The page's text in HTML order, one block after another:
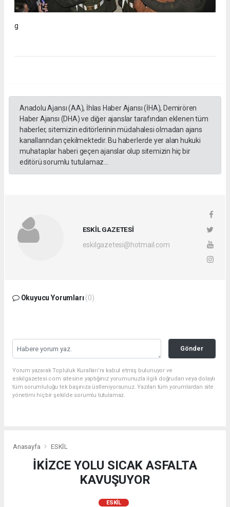
g
Anadolu Ajansı (AA), İhlas Haber Ajansı (İHA), Demirören
Haber Ajansı (DHA) ve diğer ajanslar tarafından eklenen tüm
haberler, sitemizin editörlerinin müdahalesi olmadan ajans
kanallarından çekilmektedir. Bu haberlerde yer alan hukuki
muhataplar haberi geçen ajanslar olup sitemizin hiç bir
editörü sorumlu tutulamaz...
ESKİL GAZETESİ
eskilgazetesi@hotmail.com
Okuyucu Yorumları (0)
Gönder
Yorum yazarak Topluluk Kuralları’nı kabul etmiş bulunuyor ve
eskilgazetesi.com sitesine yaptığınız yorumunuzla ilgili doğrudan veya dolaylı
tüm sorumluluğu tek başınıza üstleniyorsunuz. Yazılan tüm yorumlardan site
yönetimi hiçbir şekilde sorumlu tutulamaz.
Anasayfa ESKİL
İKİZCE YOLU SICAK ASFALTA
KAVUŞUYOR
ESKİL